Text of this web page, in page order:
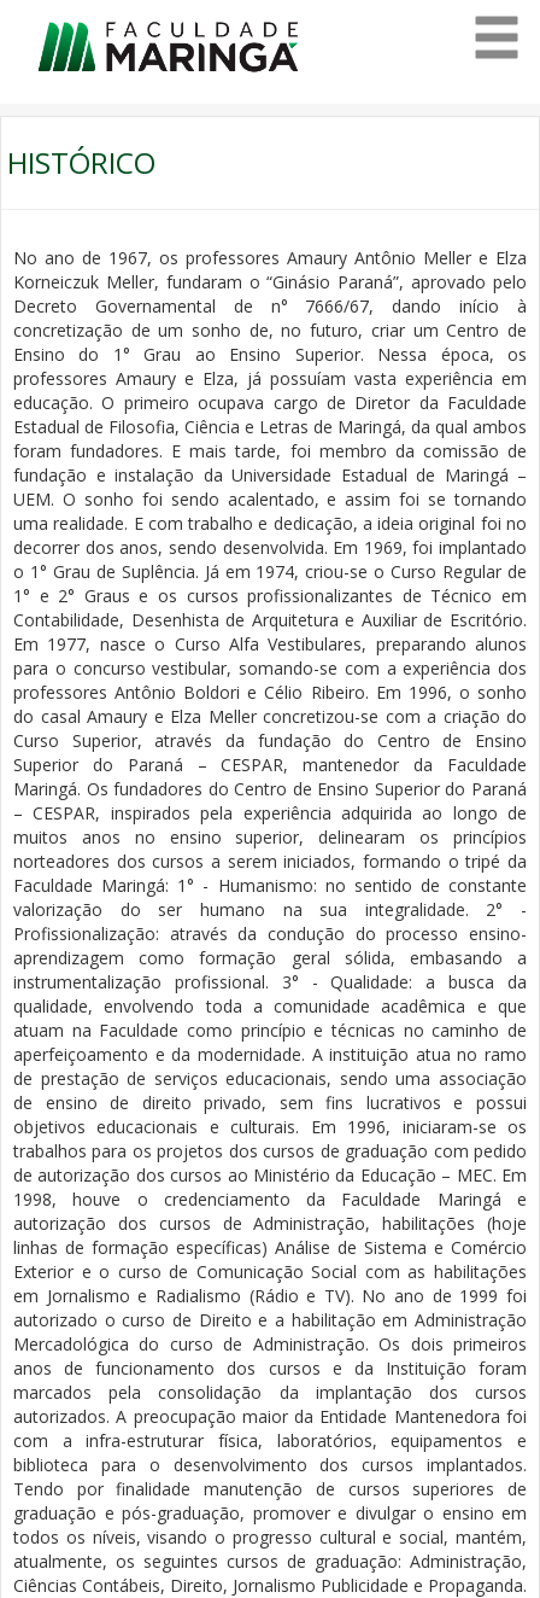
HISTÓRICO
No ano de 1967, os professores Amaury Antônio Meller e Elza
Korneiczuk Meller, fundaram o “Ginásio Paraná”, aprovado pelo
Decreto Governamental de n° 7666/67, dando início à
concretização de um sonho de, no futuro, criar um Centro de
Ensino do 1° Grau ao Ensino Superior. Nessa época, os
professores Amaury e Elza, já possuíam vasta experiência em
educação. O primeiro ocupava cargo de Diretor da Faculdade
Estadual de Filosofia, Ciência e Letras de Maringá, da qual ambos
foram fundadores. E mais tarde, foi membro da comissão de
fundação e instalação da Universidade Estadual de Maringá –
UEM. O sonho foi sendo acalentado, e assim foi se tornando
uma realidade. E com trabalho e dedicação, a ideia original foi no
decorrer dos anos, sendo desenvolvida. Em 1969, foi implantado
o 1° Grau de Suplência. Já em 1974, criou-se o Curso Regular de
1° e 2° Graus e os cursos profissionalizantes de Técnico em
Contabilidade, Desenhista de Arquitetura e Auxiliar de Escritório.
Em 1977, nasce o Curso Alfa Vestibulares, preparando alunos
para o concurso vestibular, somando-se com a experiência dos
professores Antônio Boldori e Célio Ribeiro. Em 1996, o sonho
do casal Amaury e Elza Meller concretizou-se com a criação do
Curso Superior, através da fundação do Centro de Ensino
Superior do Paraná – CESPAR, mantenedor da Faculdade
Maringá. Os fundadores do Centro de Ensino Superior do Paraná
– CESPAR, inspirados pela experiência adquirida ao longo de
muitos anos no ensino superior, delinearam os princípios
norteadores dos cursos a serem iniciados, formando o tripé da
Faculdade Maringá: 1° - Humanismo: no sentido de constante
valorização do ser humano na sua integralidade. 2° -
Profissionalização: através da condução do processo ensino-
aprendizagem como formação geral sólida, embasando a
instrumentalização profissional. 3° - Qualidade: a busca da
qualidade, envolvendo toda a comunidade acadêmica e que
atuam na Faculdade como princípio e técnicas no caminho de
aperfeiçoamento e da modernidade. A instituição atua no ramo
de prestação de serviços educacionais, sendo uma associação
de ensino de direito privado, sem fins lucrativos e possui
objetivos educacionais e culturais. Em 1996, iniciaram-se os
trabalhos para os projetos dos cursos de graduação com pedido
de autorização dos cursos ao Ministério da Educação – MEC. Em
1998, houve o credenciamento da Faculdade Maringá e
autorização dos cursos de Administração, habilitações (hoje
linhas de formação específicas) Análise de Sistema e Comércio
Exterior e o curso de Comunicação Social com as habilitações
em Jornalismo e Radialismo (Rádio e TV). No ano de 1999 foi
autorizado o curso de Direito e a habilitação em Administração
Mercadológica do curso de Administração. Os dois primeiros
anos de funcionamento dos cursos e da Instituição foram
marcados pela consolidação da implantação dos cursos
autorizados. A preocupação maior da Entidade Mantenedora foi
com a infra-estruturar física, laboratórios, equipamentos e
biblioteca para o desenvolvimento dos cursos implantados.
Tendo por finalidade manutenção de cursos superiores de
graduação e pós-graduação, promover e divulgar o ensino em
todos os níveis, visando o progresso cultural e social, mantém,
atualmente, os seguintes cursos de graduação: Administração,
Ciências Contábeis, Direito, Jornalismo Publicidade e Propaganda.